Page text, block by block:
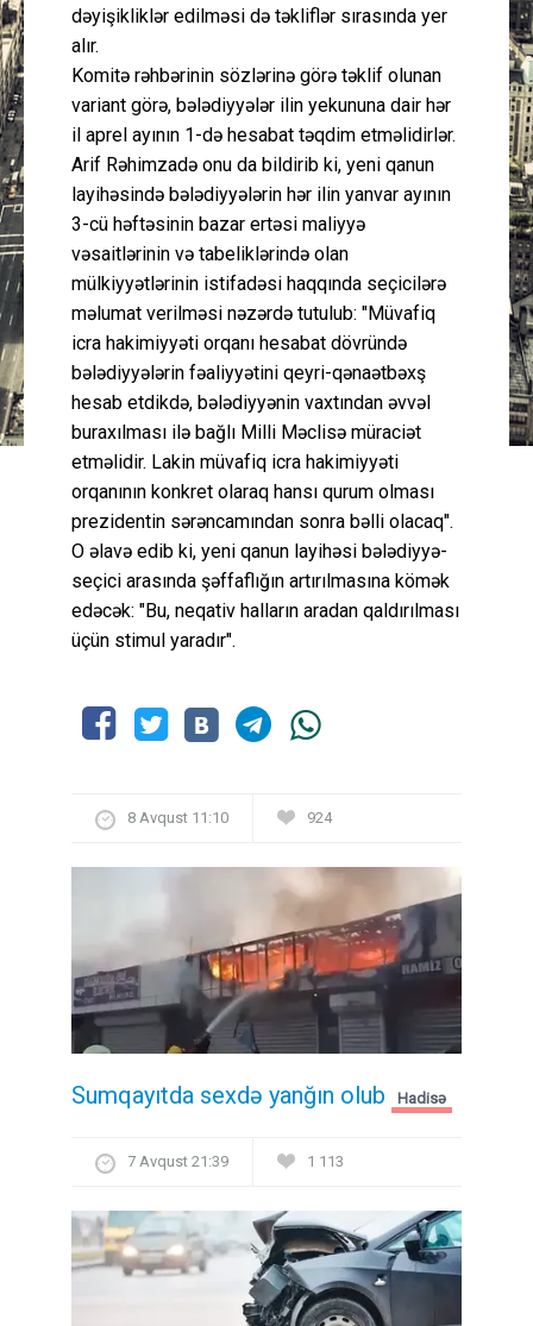
dəyişikliklər edilməsi də təkliflər sırasında yer
alır.
Komitə rəhbərinin sözlərinə görə təklif olunan
variant görə, bələdiyyələr ilin yekununa dair hər
il aprel ayının 1-də hesabat təqdim etməlidirlər.
Arif Rəhimzadə onu da bildirib ki, yeni qanun
layihəsində bələdiyyələrin hər ilin yanvar ayının
3-cü həftəsinin bazar ertəsi maliyyə
vəsaitlərinin və tabeliklərində olan
mülkiyyətlərinin istifadəsi haqqında seçicilərə
məlumat verilməsi nəzərdə tutulub: "Müvafiq
icra hakimiyyəti orqanı hesabat dövründə
bələdiyyələrin fəaliyyətini qeyri-qənaətbəxş
hesab etdikdə, bələdiyyənin vaxtından əvvəl
buraxılması ilə bağlı Milli Məclisə müraciət
etməlidir. Lakin müvafiq icra hakimiyyəti
orqanının konkret olaraq hansı qurum olması
prezidentin sərəncamından sonra bəlli olacaq".
O əlavə edib ki, yeni qanun layihəsi bələdiyyə-
seçici arasında şəffaflığın artırılmasına kömək
edəcək: "Bu, neqativ halların aradan qaldırılması
üçün stimul yaradır".
8 Avqust 11:10 924
Sumqayıtda sexdə yanğın olub Hadisə
7 Avqust 21:39 1 113